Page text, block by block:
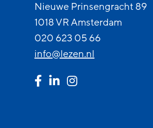
Nieuwe Prinsengracht 89
1018 VR Amsterdam
020 623 05 66
info@lezen.nl